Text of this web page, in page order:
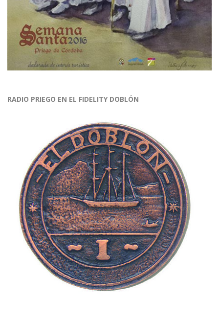
RADIO PRIEGO EN EL FIDELITY DOBLÓN